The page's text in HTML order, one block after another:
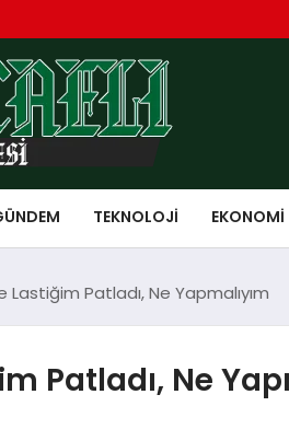
TEKNOLOJI EKONOMI
Lastiğim Patladı, Ne Yapmalıyım
Patladı, Ne